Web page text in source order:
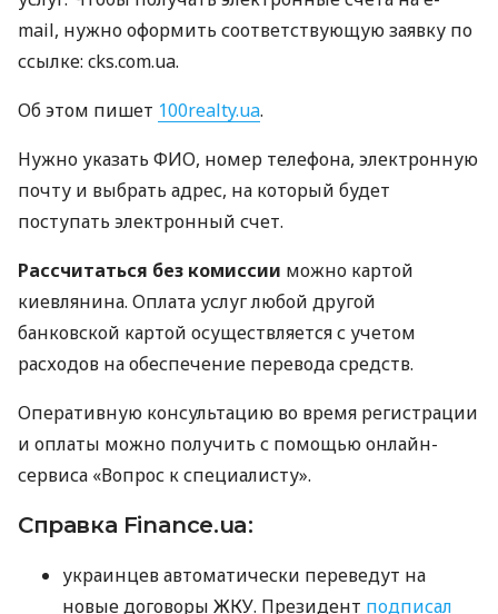
mail, нужно оформить соответствующую заявку по
ссылке: cks.com.ua.
Об этом пишет 100realty.ua.
Нужно указать ФИО, номер телефона, электронную
почту и выбрать адрес, на который будет
поступать электронный счет.
Рассчитаться без комиссии можно картой
киевлянина. Оплата услуг любой другой
банковской картой осуществляется с учетом
расходов на обеспечение перевода средств.
Оперативную консультацию во время регистрации
и оплаты можно получить с помощью онлайн-
сервиса «Вопрос к специалисту».
Справка Finance.ua:
украинцев автоматически переведут на
новые договоры ЖКУ. Президент подписал